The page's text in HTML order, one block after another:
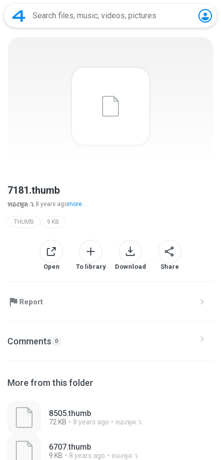
7181.thumb
ทองพูล ว.8 years agomore...
THUMB 9 KB
Open To library Download Share
Report
Comments 0
More from this folder
8505.thumb
72 KB 8 years ago ทองพูล ว.
6707.thumb
9 KB 8 years ago ทองพูล ว.